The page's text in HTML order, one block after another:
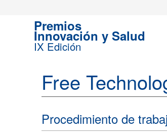
Premios
Innovación y Salud
IX Edición
Free
Procedimiento de